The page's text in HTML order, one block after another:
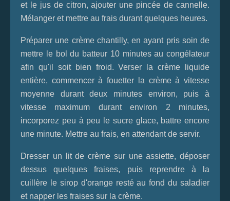
et le jus de citron, ajouter une pincée de cannelle.
Mélanger et mettre au frais durant quelques heures.
Préparer une crème chantilly, en ayant pris soin de
mettre le bol du batteur 10 minutes au congélateur
afin qu'il soit bien froid. Verser la crème liquide
entière, commencer à fouetter la crème à vitesse
moyenne durant deux minutes environ, puis à
vitesse maximum durant environ 2 minutes,
incorporez peu à peu le sucre glace, battre encore
une minute. Mettre au frais, en attendant de servir.
Dresser un lit de crème sur une assiette, déposer
dessus quelques fraises, puis reprendre à la
cuillère le sirop d'orange resté au fond du saladier
et napper les fraises sur la crème.